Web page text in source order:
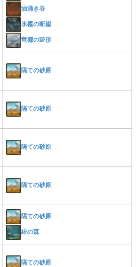
油涌き谷
氷霧の断崖
竜都の跡形
隔ての砂原
隔ての砂原
隔ての砂原
隔ての砂原
隔ての砂原
緋の森
隔ての砂原